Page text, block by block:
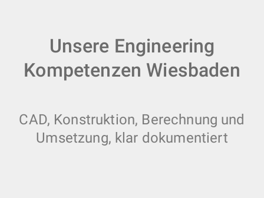
Unsere Engineering
Kompetenzen Wiesbaden
CAD, Konstruktion, Berechnung und
Umsetzung, klar dokumentiert